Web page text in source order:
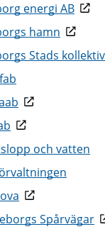
energi AB
hamn
Stads
och vatten
Spårvägar